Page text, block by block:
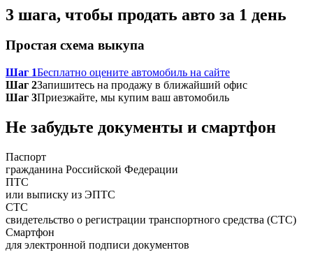
3 шага, чтобы продать авто за 1 день
Простая схема выкупа
Шаг 1Бесплатно оцените автомобиль на сайте
Шаг 2Запишитесь на продажу в ближайший офис
Шаг 3Приезжайте, мы купим ваш автомобиль
Не забудьте документы и смартфон
Паспорт
гражданина Российской Федерации
ПТС
или выписку из ЭПТС
СТС
свидетельство о регистрации транспортного средства (СТС)
Смартфон
для электронной подписи документов